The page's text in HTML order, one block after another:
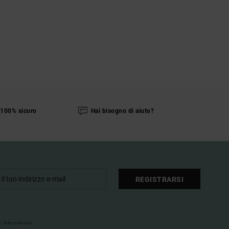
sicuro Hai bisogno di aiuto?
REGISTRARSI
benvenuto